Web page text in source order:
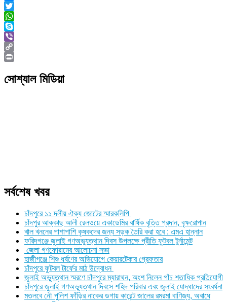
Messenger
Twitter
WhatsApp
Skype
Viber
Copy
সোশ্যাল মিডিয়া
সর্বশেষ খবর
চাঁদপুরে ১১ দলীয় ঐক্য জোটের স্মারকলিপি
চাঁদপুর আক্কাছ আলী রেলওয়ে একাডেমির বার্ষিক বৃত্তি প্রদান, বৃক্ষরোপান
খাল খননের পাশাপাশি কৃষকদের জন্য সড়ক তৈরি করা হবে : এমএ হান্নান
ফরিদগঞ্জে জুলাই গণঅভ্যুত্থান দিবস উপলক্ষে প্রীতি ফুটবল টুর্নামেন্ট
জেলা গণফোরামের আলোচনা সভা
হাজীগঞ্জে শিশু ধর্ষণের অভিযোগে কেয়ারটেকার গ্রেফতার
চাঁদপুরে ফুটবল টার্ফের মাঠ উদ্বোধন
জুলাই অভ্যুত্থান স্মরণে চাঁদপুরে ম্যারাথন, অংশ নিলেন পাঁচ শতাধিক প্রতিযোগী
চাঁদপুরে জুলাই গণঅভ্যুত্থান দিবসে শহিদ পরিবার এবং জুলাই যোদ্ধাদের সংবর্ধনা
মতলবে নৌ পুলিশ ফাঁড়ির নাকের ডগায় কারেন্ট জালের রমরমা বাণিজ্য, অবাধে